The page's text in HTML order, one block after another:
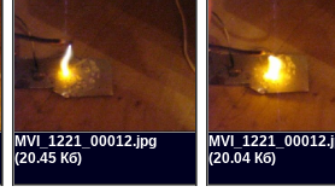
MVI_1221_00012.jpg
(20.45 Кб)
(20.04 Кб)